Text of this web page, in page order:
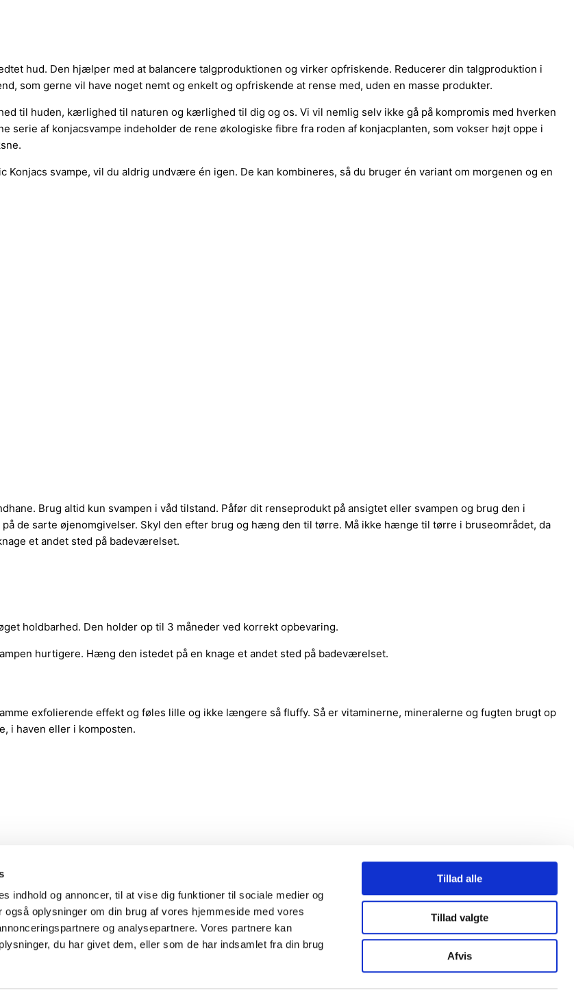
indhold og annoncer, til at vise dig funktioner til sociale medier og
oplysninger om din brug af vores hjemmeside med vores
og analysepartnere. Vores partnere kan
du har givet dem, eller som de har indsamlet fra din brug
Tillad alle
Tillad valgte
Afvis
hud. Den hjælper med at balancere talgproduktionen og virker opfriskende. Reducerer din talgproduktion i
som gerne vil have noget nemt og enkelt og opfriskende at rense med, uden en masse produkter.
til huden, kærlighed til naturen og kærlighed til dig og os. Vi vil nemlig selv ikke gå på kompromis med hverken
serie af konjacsvampe indeholder de rene økologiske fibre fra roden af konjacplanten, som vokser højt oppe i
svampe, vil du aldrig undvære én igen. De kan kombineres, så du bruger én variant om morgenen og en
Brug altid kun svampen i våd tilstand. Påfør dit renseprodukt på ansigtet eller svampen og brug den i
de sarte øjenomgivelser. Skyl den efter brug og hæng den til tørre. Må ikke hænge til tørre i bruseområdet, da
et andet sted på badeværelset.
holdbarhed. Den holder op til 3 måneder ved korrekt opbevaring.
hurtigere. Hæng den istedet på en knage et andet sted på badeværelset.
exfolierende effekt og føles lille og ikke længere så fluffy. Så er vitaminerne, mineralerne og fugten brugt op
i haven eller i komposten.
dig som forhandler.